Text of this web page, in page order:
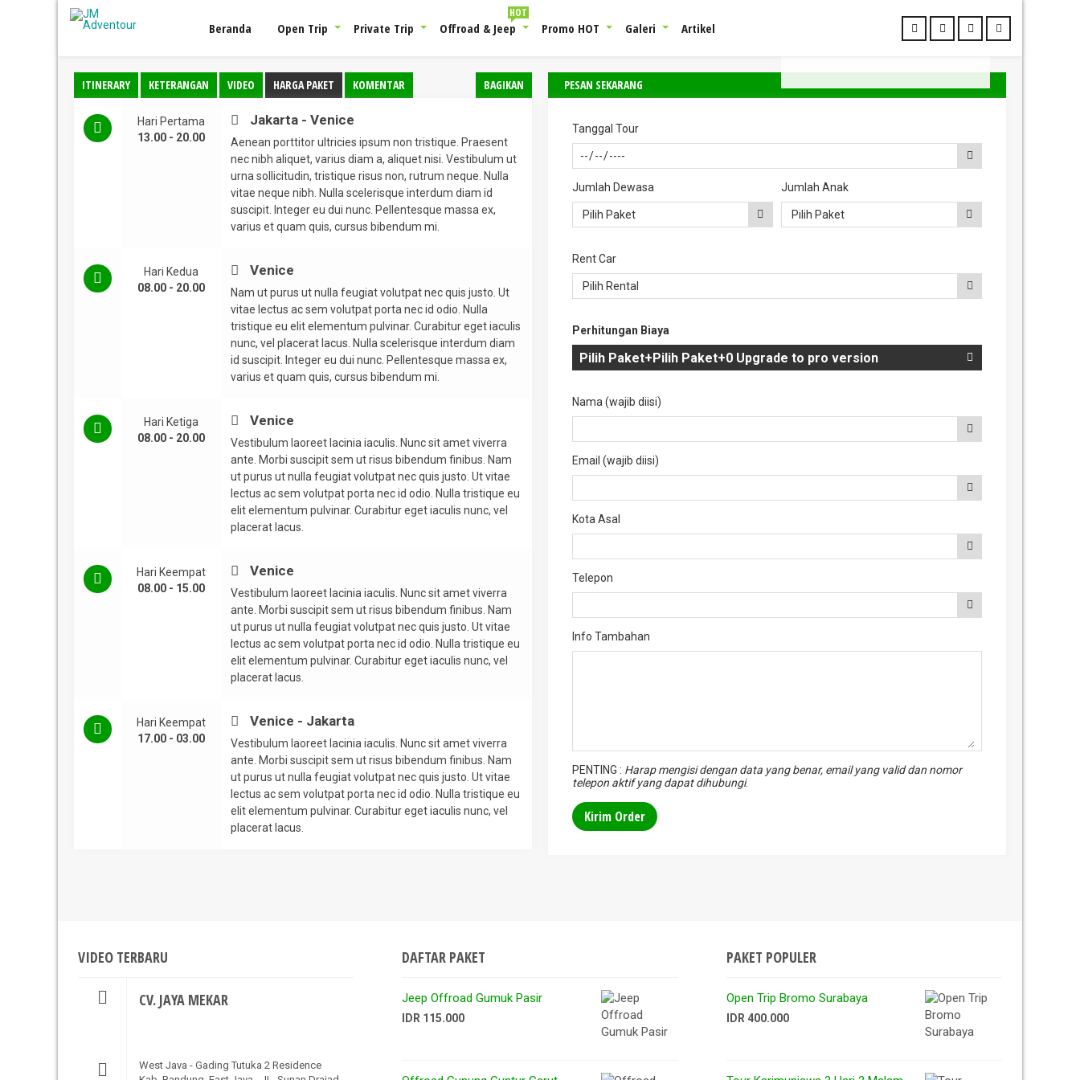
Beranda Open Trip Private Trip Offroad & Jeep
HOT
Promo HOT Galeri Artikel
Open Trip Gili Labak
IDR 225000
ITINERARY KETERANGAN VIDEO HARGA PAKET KOMENTAR BAGIKAN
Hari Pertama
13.00 - 20.00
Jakarta - Venice
Aenean porttitor ultricies ipsum non tristique. Praesent
nec nibh aliquet, varius diam a, aliquet nisi. Vestibulum ut
urna sollicitudin, tristique risus non, rutrum neque. Nulla
vitae neque nibh. Nulla scelerisque interdum diam id
suscipit. Integer eu dui nunc. Pellentesque massa ex,
varius et quam quis, cursus bibendum mi.
Hari Kedua
08.00 - 20.00
Venice
Nam ut purus ut nulla feugiat volutpat nec quis justo. Ut
vitae lectus ac sem volutpat porta nec id odio. Nulla
tristique eu elit elementum pulvinar. Curabitur eget iaculis
nunc, vel placerat lacus. Nulla scelerisque interdum diam
id suscipit. Integer eu dui nunc. Pellentesque massa ex,
varius et quam quis, cursus bibendum mi.
Hari Ketiga
08.00 - 20.00
Venice
Vestibulum laoreet lacinia iaculis. Nunc sit amet viverra
ante. Morbi suscipit sem ut risus bibendum finibus. Nam
ut purus ut nulla feugiat volutpat nec quis justo. Ut vitae
lectus ac sem volutpat porta nec id odio. Nulla tristique eu
elit elementum pulvinar. Curabitur eget iaculis nunc, vel
placerat lacus.
Hari Keempat
08.00 - 15.00
Venice
Vestibulum laoreet lacinia iaculis. Nunc sit amet viverra
ante. Morbi suscipit sem ut risus bibendum finibus. Nam
ut purus ut nulla feugiat volutpat nec quis justo. Ut vitae
lectus ac sem volutpat porta nec id odio. Nulla tristique eu
elit elementum pulvinar. Curabitur eget iaculis nunc, vel
placerat lacus.
Hari Keempat
17.00 - 03.00
Venice - Jakarta
Vestibulum laoreet lacinia iaculis. Nunc sit amet viverra
ante. Morbi suscipit sem ut risus bibendum finibus. Nam
ut purus ut nulla feugiat volutpat nec quis justo. Ut vitae
lectus ac sem volutpat porta nec id odio. Nulla tristique eu
elit elementum pulvinar. Curabitur eget iaculis nunc, vel
placerat lacus.
PESAN SEKARANG
Tanggal Tour
Jumlah Dewasa Jumlah Anak
Rent Car
Perhitungan Biaya
Nama (wajib diisi)
Email (wajib diisi)
Kota Asal
Telepon
Info Tambahan
PENTING : Harap mengisi dengan data yang benar, email yang valid dan nomor
telepon aktif yang dapat dihubungi.
VIDEO TERBARU
CV. JAYA MEKAR
West Java - Gading Tutuka 2 Residence
DAFTAR PAKET
Jeep Offroad Gumuk Pasir
IDR 115.000
PAKET POPULER
Open Trip Bromo Surabaya
IDR 400.000